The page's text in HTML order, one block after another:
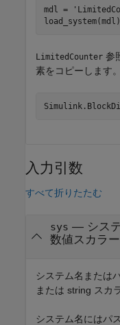
mdl =
load_system(mdl)
LimitedCounter 参
素をコピーします。
入力引数
すべて折りたたむ
sys — シス
数値スカラー
システム名または
または string スカ
システム名にはパ